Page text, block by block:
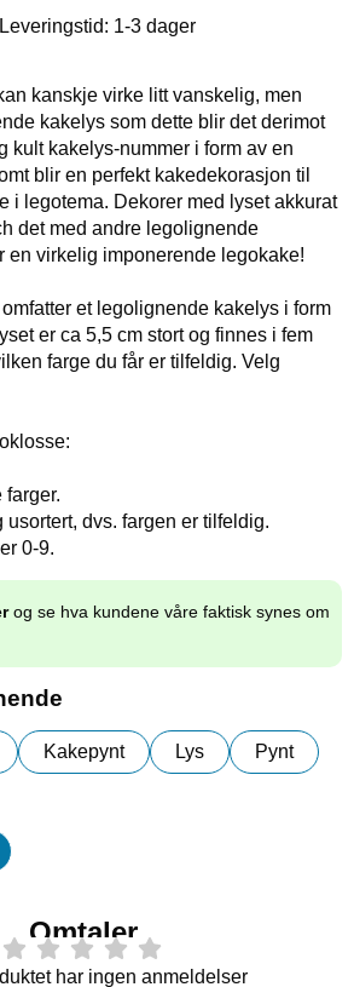
På lager
Leveringstid: 1-3 dager
kanskje virke litt vanskelig, men
kakelys som dette blir det derimot
kult kakelys-nummer i form av en
blir en perfekt kakedekorasjon til
i legotema. Dekorer med lyset akkurat
det med andre legolignende
en virkelig imponerende legokake!
et legolignende kakelys i form
er ca 5,5 cm stort og finnes i fem
farge du får er tilfeldig. Velg
dvs. fargen er tilfeldig.
0-9.
og se hva kundene våre faktisk synes om
Kakepynt Lys Pynt
Omtaler
har ingen anmeldelser